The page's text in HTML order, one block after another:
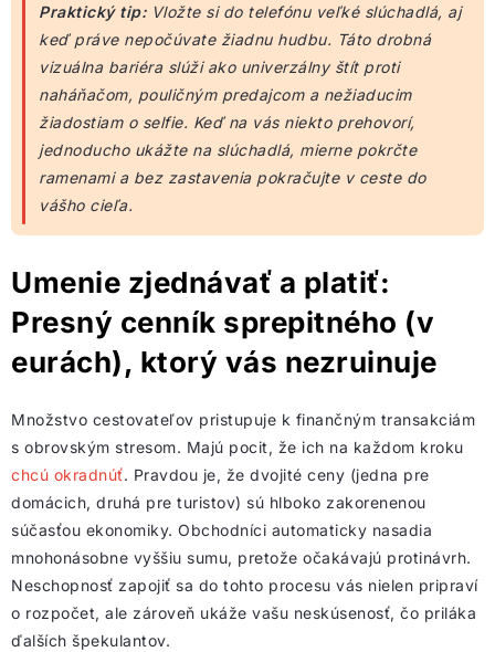
Praktický tip:Vložte si do telefónu veľké slúchadlá, aj
keď práve nepočúvate žiadnu hudbu. Táto drobná
vizuálna bariéra slúži ako univerzálny štít proti
naháňačom, pouličným predajcom a nežiaducim
žiadostiam o selfie. Keď na vás niekto prehovorí,
jednoducho ukážte na slúchadlá, mierne pokrčte
ramenami a bez zastavenia pokračujte v ceste do
vášho cieľa.
Umenie zjednávať a platiť:
Presný cenník sprepitného (v
eurách), ktorý vás nezruinuje
Množstvo cestovateľov pristupuje k finančným transakciám
s obrovským stresom. Majú pocit, že ich na každom kroku
chcú okradnúť. Pravdou je, že dvojité ceny (jedna pre
domácich, druhá pre turistov) sú hlboko zakorenenou
súčasťou ekonomiky. Obchodníci automaticky nasadia
mnohonásobne vyššiu sumu, pretože očakávajú protinávrh.
Neschopnosť zapojiť sa do tohto procesu vás nielen pripraví
o rozpočet, ale zároveň ukáže vašu neskúsenosť, čo priláka
ďalších špekulantov.